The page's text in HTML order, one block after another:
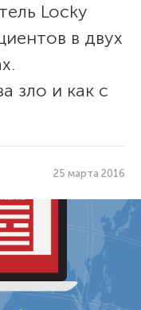
Locky
в двух
зло и как с
25 марта 2016